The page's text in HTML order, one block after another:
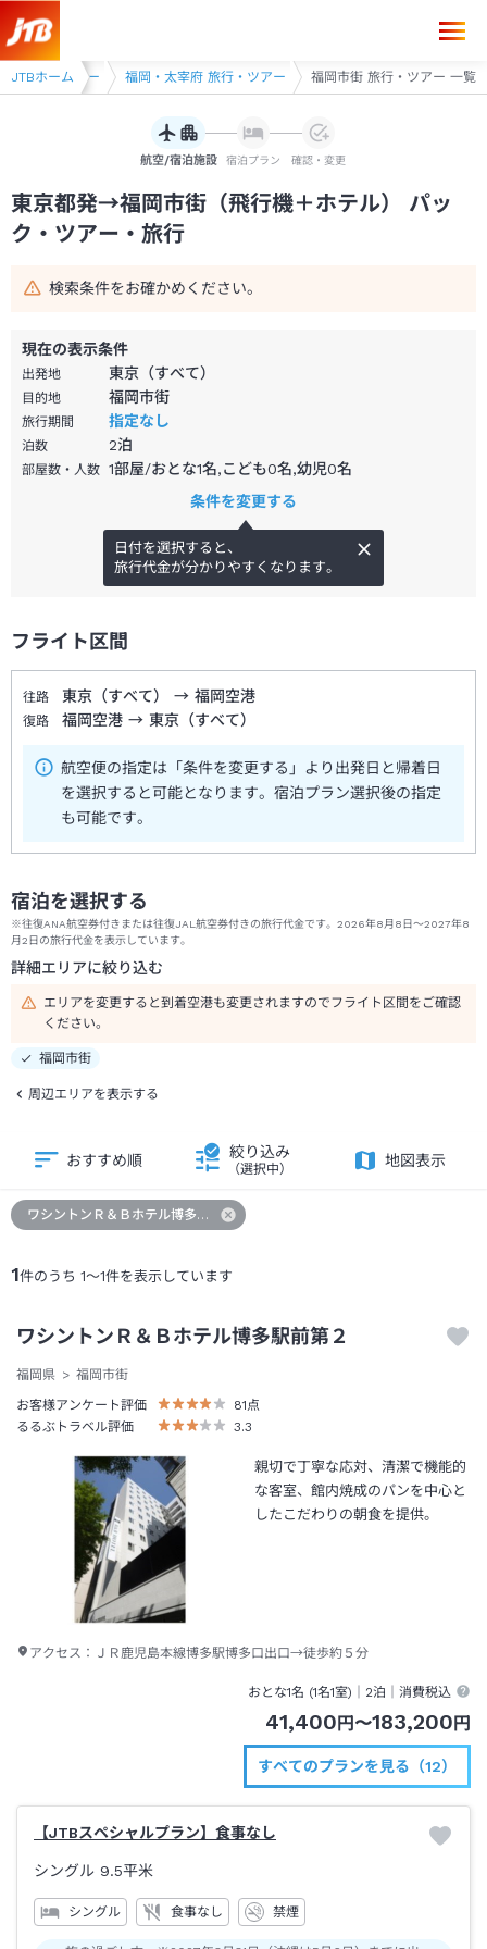
JTBホーム
県 旅行・ツアー 福岡・太宰府 旅行・ツアー 福岡市街 旅行・ツアー 一覧
航空/宿泊施設 宿泊プラン 確認・変更
東京都発→福岡市街（飛行機＋ホテル） パッ
ク・ツアー・旅行
検索条件をお確かめください。
現在の表示条件
出発地 東京（すべて）
目的地 福岡市街
旅行期間 指定なし
泊数 2泊
部屋数・人数 1部屋/おとな1名,こども0名,幼児0名
条件を変更する
日付を選択すると、
旅行代金が分かりやすくなります。
フライト区間
往路 東京（すべて） → 福岡空港
復路 福岡空港 → 東京（すべて）
航空便の指定は「条件を変更する」より出発日と帰着日
を選択すると可能となります。宿泊プラン選択後の指定
も可能です。
宿泊を選択する
※往復ANA航空券付きまたは往復JAL航空券付きの旅行代金です。2026年8月8日～2027年8
月2日の旅行代金を表示しています。
詳細エリアに絞り込む
エリアを変更すると到着空港も変更されますのでフライト区間をご確認
ください。
福岡市街
周辺エリアを表示する
1件のうち 1～1件を表示しています
おすすめ順 絞り込み
（選択中）
地図表示
ワシントンＲ＆Ｂホテル博多駅前第２
ワシントンＲ＆Ｂホテル博多駅前第２
福岡県
福岡市街
お客様アンケート評価
81 点
るるぶトラベル評価
3.3
親切で丁寧な応対、清潔で機能的
な客室、館内焼成のパンを中心と
したこだわりの朝食を提供。
アクセス： ＪＲ鹿児島本線博多駅博多口出口→徒歩約５分
おとな1名 (1名1室)｜ 2泊 ｜消費税込
41,400 円 〜183,200 円
すべてのプランを見る（12）
【JTBスペシャルプラン】食事なし
シングル 9.5平米
シングル 食事なし 禁煙